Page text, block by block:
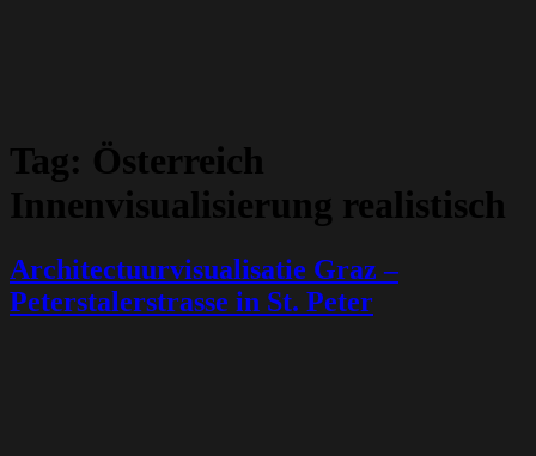
Tag: Österreich
Innenvisualisierung realistisch
Architectuurvisualisatie Graz –
Peterstalerstrasse in St. Peter